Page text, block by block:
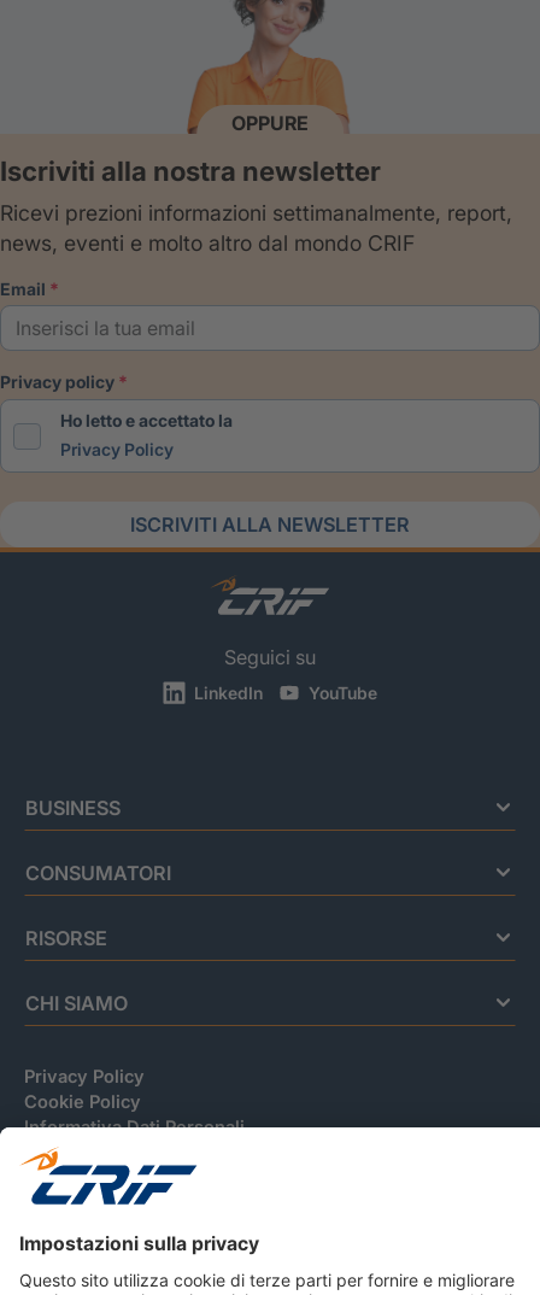
OPPURE
Iscriviti alla nostra newsletter
Ricevi prezioni informazioni settimanalmente, report,
news, eventi e molto altro dal mondo CRIF
email
privacy policy
Ho letto e accettato la
Privacy Policy
ISCRIVITI ALLA NEWSLETTER
Seguici su
LinkedIn YouTube
BUSINESS
CONSUMATORI
RISORSE
CHI SIAMO
Privacy Policy
Cookie Policy
Informativa Dati Personali
CRIF Business Ethics
Accessibilità
Informativa Privacy Relativa Al Sistema Di Informazioni